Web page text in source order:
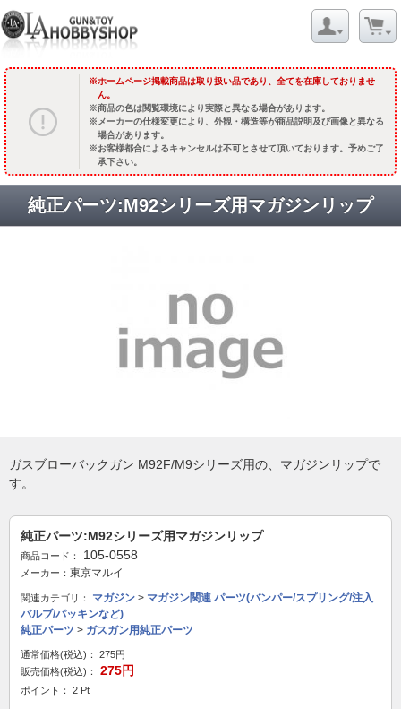
ホームページ掲載商品は取り扱い品であり、全てを在庫しておりませ
ん。
商品の色は閲覧環境により実際と異なる場合があります。
メーカーの仕様変更により、外観・構造等が商品説明及び画像と異なる
場合があります。
お客様都合によるキャンセルは不可とさせて頂いております。予めご了
承下さい。
純正パーツ:M92シリーズ用マガジンリップ
ガスブローバックガン M92F/M9シリーズ用の、マガジンリップで
す。
純正パーツ:M92シリーズ用マガジンリップ
商品コード： 105-0558
メーカー： 東京マルイ
関連カテゴリ： マガジン > マガジン関連 パーツ(バンパー/スプリング/注入
バルブ/パッキンなど)
純正パーツ > ガスガン用純正パーツ
通常価格(税込)：
275円
販売価格(税込)：
275円
ポイント： 2 Pt